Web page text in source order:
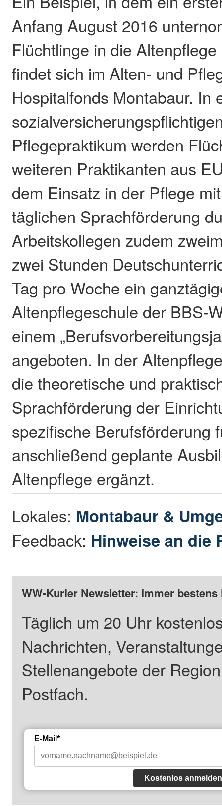
Anfang August 2016
Flüchtlinge in die
findet sich im Alten- und
Hospitalfonds Montabaur. In
Pflegepraktikum werden
weiteren Praktikanten aus
dem Einsatz in der Pflege
täglichen Sprachförderung
Arbeitskollegen zudem
zwei Stunden
Tag pro Woche ein
Altenpflegeschule der BBS-
einem
angeboten. In der
die theoretische und
Sprachförderung der
spezifische Berufsförderung
anschließend geplante
Altenpflege ergänzt.
Lokales: Montabaur &
Feedback: Hinweise an die
WW-Kurier Newsletter: Immer
Täglich um 20 Uhr
Nachrichten,
Stellenangebote der
Postfach.
E-Mail*
Kostenlos anmelden